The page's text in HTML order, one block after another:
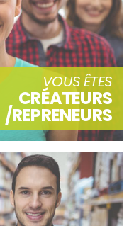
VOUS ÊTES
CRÉATEURS
/REPRENEURS